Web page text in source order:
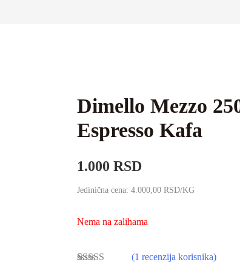
Dimello Mezzo
Espresso Kafa
1.000 RSD
Jedinična cena: 4.000,00 RSD/KG
Nema na zalihama
(1 recenzija korisnika)